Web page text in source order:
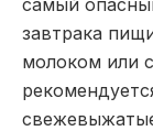
завтрака
молоком или